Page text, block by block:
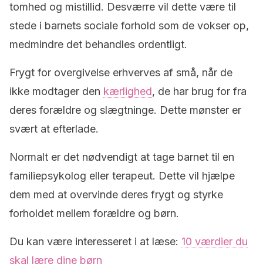
tomhed og mistillid. Desværre vil dette være til
stede i barnets sociale forhold som de vokser op,
medmindre det behandles ordentligt.
Frygt for overgivelse erhverves af små, når de
ikke modtager den kærlighed, de har brug for fra
deres forældre og slægtninge. Dette mønster er
svært at efterlade.
Normalt er det nødvendigt at tage barnet til en
familiepsykolog eller terapeut. Dette vil hjælpe
dem med at overvinde deres frygt og styrke
forholdet mellem forældre og børn.
Du kan være interesseret i at læse: 10 værdier du
skal lære dine børn